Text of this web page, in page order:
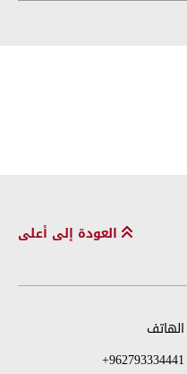
العودة إلى أعلى
الهاتف
+962793334441